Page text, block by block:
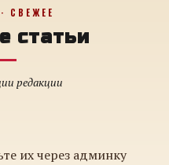
СВЕЖЕЕ
статьи
редакции
их через админку